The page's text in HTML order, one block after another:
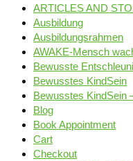
ARTICLES AND
Ausbildung
Ausbildungsrahmen
AWAKE-Mensch
Bewusste
Bewusstes KindSein
Bewusstes KindSein
Blog
Book Appointment
Cart
Checkout